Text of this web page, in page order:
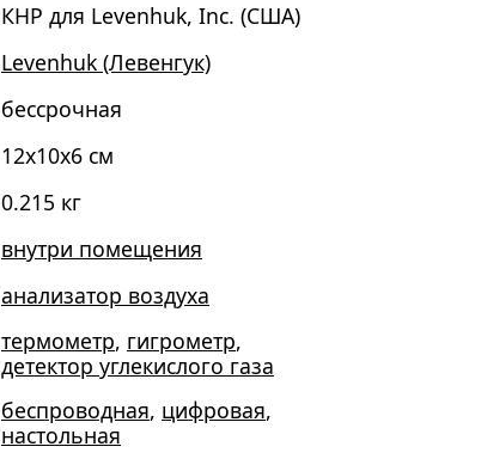
КНР для Levenhuk, Inc. (США)
Levenhuk (Левенгук)
бессрочная
12x10x6 см
0.215 кг
внутри помещения
анализатор воздуха
термометр, гигрометр,
детектор углекислого газа
беспроводная, цифровая,
настольная